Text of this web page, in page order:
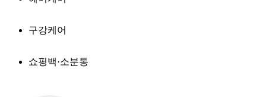
구강케어
쇼핑백·소분통